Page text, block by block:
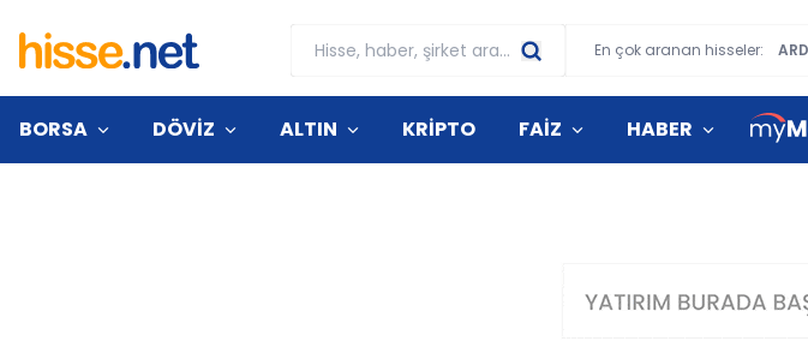
En çok aranan hisseler:
BORSA DÖVİZ ALTIN KRİPTO FAİZ HABER